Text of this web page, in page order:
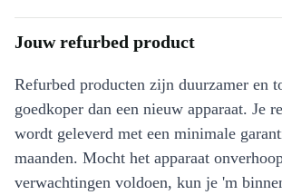
Jouw refurbed product
Refurbed producten zijn duurzamer en
goedkoper dan een nieuw apparaat. Je
wordt geleverd met een minimale
maanden. Mocht het apparaat
verwachtingen voldoen, kun je 'm